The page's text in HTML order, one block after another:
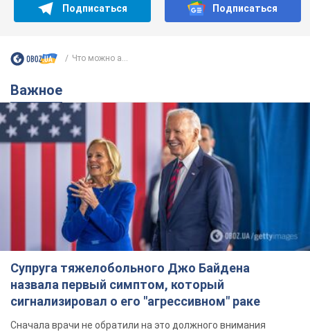
Подписаться Подписаться
Что можно а...
Важное
Супруга тяжелобольного Джо Байдена
назвала первый симптом, который
сигнализировал о его "агрессивном" раке
Сначала врачи не обратили на это должного внимания